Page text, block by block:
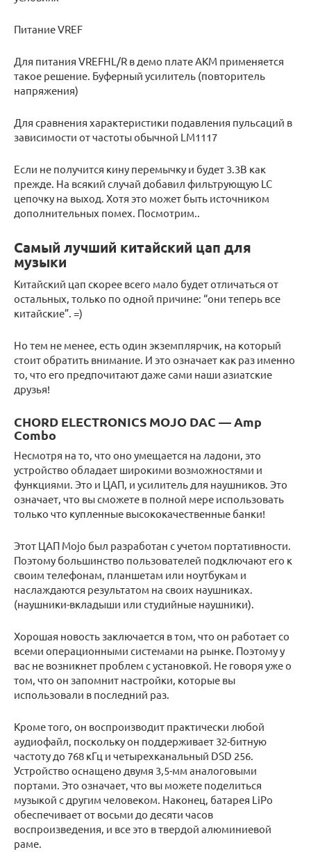
Питание VREF
Для питания VREFHL/R в демо плате AKM применяется
такое решение. Буферный усилитель (повторитель
напряжения)
Для сравнения характеристики подавления пульсаций в
зависимости от частоты обычной LM1117
Если не получится кину перемычку и будет 3.3В как
прежде. На всякий случай добавил фильтрующую LC
цепочку на выход. Хотя это может быть источником
дополнительных помех. Посмотрим..
Самый лучший китайский цап для
музыки
Китайский цап скорее всего мало будет отличаться от
остальных, только по одной причине: “они теперь все
китайские”. =)
Но тем не менее, есть один экземплярчик, на который
стоит обратить внимание. И это означает как раз именно
то, что его предпочитают даже сами наши азиатские
друзья!
CHORD ELECTRONICS MOJO DAC — Amp
Combo
Несмотря на то, что оно умещается на ладони, это
устройство обладает широкими возможностями и
функциями. Это и ЦАП, и усилитель для наушников. Это
означает, что вы сможете в полной мере использовать
только что купленные высококачественные банки!
Этот ЦАП Mojo был разработан с учетом портативности.
Поэтому большинство пользователей подключают его к
своим телефонам, планшетам или ноутбукам и
наслаждаются результатом на своих наушниках.
(наушники-вкладыши или студийные наушники).
Хорошая новость заключается в том, что он работает со
всеми операционными системами на рынке. Поэтому у
вас не возникнет проблем с установкой. Не говоря уже о
том, что он запомнит настройки, которые вы
использовали в последний раз.
Кроме того, он воспроизводит практически любой
аудиофайл, поскольку он поддерживает 32-битную
частоту до 768 кГц и четырехканальный DSD 256.
Устройство оснащено двумя 3,5-мм аналоговыми
портами. Это означает, что вы можете поделиться
музыкой с другим человеком. Наконец, батарея LiPo
обеспечивает от восьми до десяти часов
воспроизведения, и все это в твердой алюминиевой
раме.